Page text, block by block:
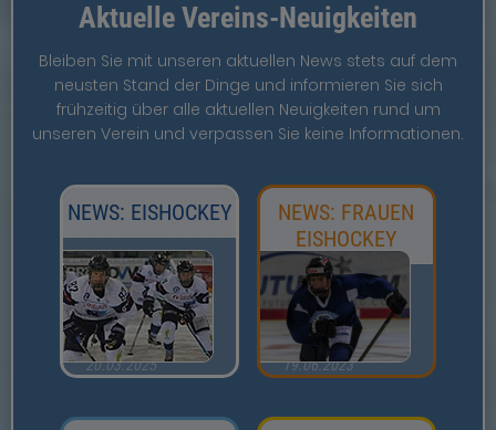
Aktuelle Vereins-Neuigkeiten
Bleiben Sie mit unseren aktuellen News stets auf dem
neusten Stand der Dinge und informieren Sie sich
frühzeitig über alle aktuellen Neuigkeiten rund um
unseren Verein und verpassen Sie keine Informationen.
NEWS: EISHOCKEY
19.10.2025
MANNSCHAFTEN
DER SAISON
2025/2026
20.03.2025
NEWS: FRAUEN
EISHOCKEY
08.02.2024
DEUTSCHER
POKALSIEGER
2024
19.06.2023